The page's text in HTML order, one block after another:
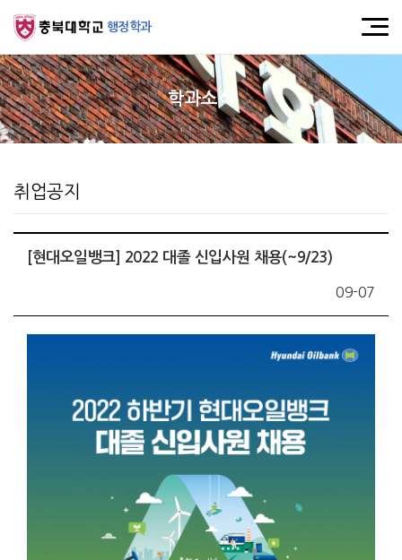
행정학과
학과소식
취업공지
[현대오일뱅크] 2022 대졸 신입사원 채용(~9/23)
09-07